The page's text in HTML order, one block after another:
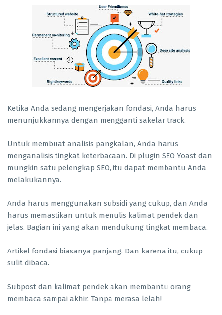
Ketika Anda sedang mengerjakan fondasi, Anda harus
menunjukkannya dengan mengganti sakelar track.
Untuk membuat analisis pangkalan, Anda harus
menganalisis tingkat keterbacaan. Di plugin SEO Yoast dan
mungkin satu pelengkap SEO, itu dapat membantu Anda
melakukannya.
Anda harus menggunakan subsidi yang cukup, dan Anda
harus memastikan untuk menulis kalimat pendek dan
jelas. Bagian ini yang akan mendukung tingkat membaca.
Artikel fondasi biasanya panjang. Dan karena itu, cukup
sulit dibaca.
Subpost dan kalimat pendek akan membantu orang
membaca sampai akhir. Tanpa merasa lelah!